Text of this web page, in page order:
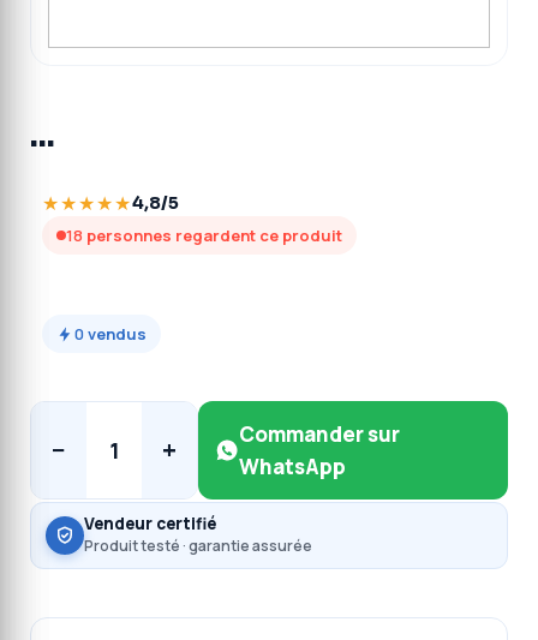
…
★★★★★4,8/5
18 personnes regardent ce produit
0vendus
− 1 +
Commander sur
WhatsApp
Vendeur certifié
Produit testé · garantie assurée